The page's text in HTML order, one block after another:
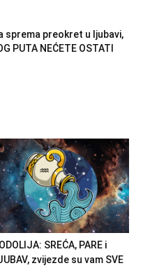
sprema preokret u ljubavi,
PUTA NEĆETE OSTATI
SREĆA, PARE i
zvijezde su vam SVE